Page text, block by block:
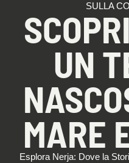
SULLA
UN
MARE
Esplora Nerja: Dove la